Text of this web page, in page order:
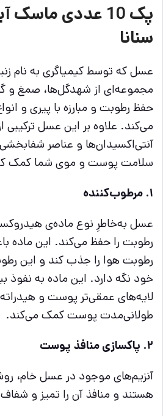
پک 10 عددی
سنانا
عسل که توسط کیمیاگری به نام
مجموعه‌ای از شهدگل‌ها، صمغ و
حفظ رطوبت و مبارزه با پیری و
می‌کند. علاوه بر این عسل ترکیبی
آنتی‌اکسیدان‌ها و عناصر
سلامت پوست و موی شما کمک
۱. مرطوب‌کننده
عسل به‌خاطرِ نوع ماده‌ی
رطوبت را حفظ می‌کند. این
رطوبت هوا را جذب کند و این
خود نگه دارد. این ماده به نفوذ
لایه‌های عمقی‌تر پوست و
طولانی‌مدت پوست کمک می‌کند.
۲. پاکسازی منافذ پوست
آنزیم‌های موجود در عسل خام،
هستند و منافذ آن را تمیز و